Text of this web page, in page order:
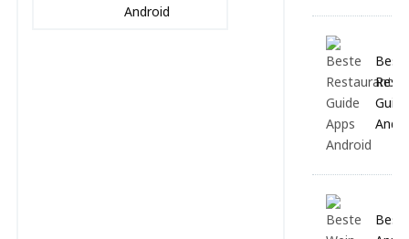
Android